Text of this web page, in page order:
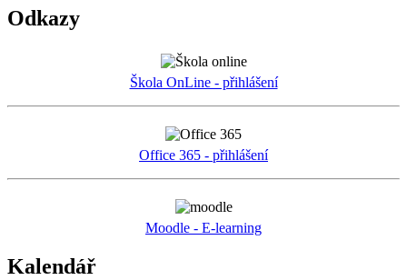
Odkazy
Škola OnLine - přihlášení
Office 365 - přihlášení
Moodle - E-learning
Kalendář